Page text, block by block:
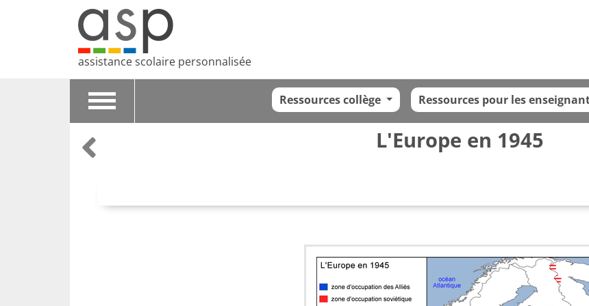
assistance scolaire personnalisée
Toggle
Ressources collège Ressources pour les
L'Europe en 1945